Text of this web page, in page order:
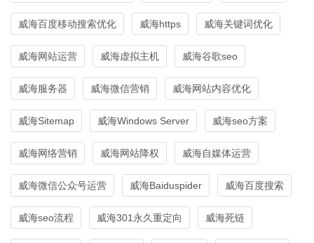
威海百度移动搜索优化 威海https 威海关键词优化
威海网站运营 威海虚拟主机 威海谷歌seo
威海服务器 威海微信营销 威海网站内容优化
威海Sitemap 威海Windows Server 威海seo方案
威海网络营销 威海网站降权 威海自媒体运营
威海微信公众号运营 威海Baiduspider 威海百度搜索
威海seo流程 威海301永久重定向 威海死链